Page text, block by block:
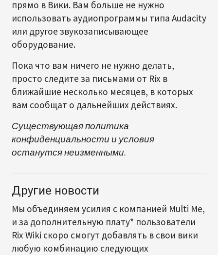
прямо в Вики. Вам больше не нужно
использовать аудиопрограммы типа Audacity
или другое звукозаписывающее
оборудование.
Пока что вам ничего не нужно делать,
просто следите за письмами от Rix в
ближайшие несколько месяцев, в которых
вам сообщат о дальнейших действиях.
Существующая политика
конфиденциальности и условия
останутся неизменными.
Другие новости
Мы объединяем усилия с компанией Multi Me,
и за дополнительную плату* пользователи
Rix Wiki скоро смогут добавлять в свои вики
любую комбинацию следующих